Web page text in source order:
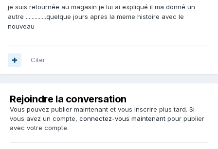
je suis retournée au magasin je lui ai expliqué il ma donné un
autre ..............quelque jours apres la meme histoire avec le
nouveau
Citer
Rejoindre la conversation
Vous pouvez publier maintenant et vous inscrire plus tard. Si
vous avez un compte, connectez-vous maintenant pour publier
avec votre compte.